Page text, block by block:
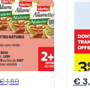
1,89 €